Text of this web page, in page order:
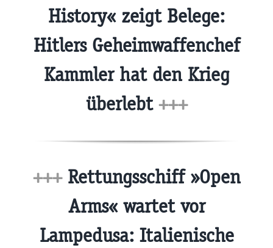
History« zeigt Belege:
Hitlers Geheimwaffenchef
Kammler hat den Krieg
überlebt +++
+++Rettungsschiff »Open
Arms« wartet vor
Lampedusa: Italienische